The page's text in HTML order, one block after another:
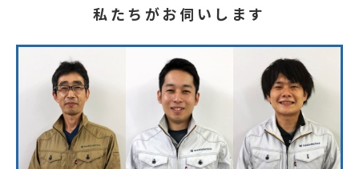
私たちがお伺いします